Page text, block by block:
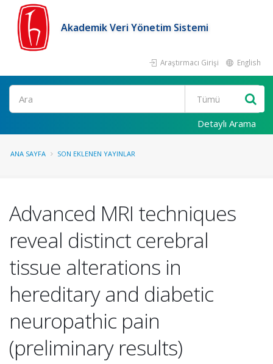
Akademik Veri Yönetim Sistemi
Araştırmacı Girişi English
Ara
Detaylı Arama
ANA SAYFA SON EKLENEN YAYINLAR
Advanced MRI techniques
reveal distinct cerebral
tissue alterations in
hereditary and diabetic
neuropathic pain
(preliminary results)